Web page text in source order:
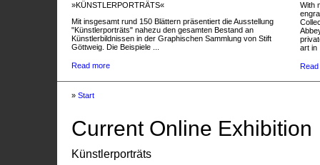
»KÜNSTLERPORTRÄTS«
Mit insgesamt rund 150 Blättern präsentiert die Ausstellung
"Künstlerporträts" nahezu den gesamten Bestand an
Künstlerbildnissen in der Graphischen Sammlung von Stift
Göttweig. Die Beispiele ...
Read more
With
art in
» Start
Current Online Exhibition
Künstlerporträts